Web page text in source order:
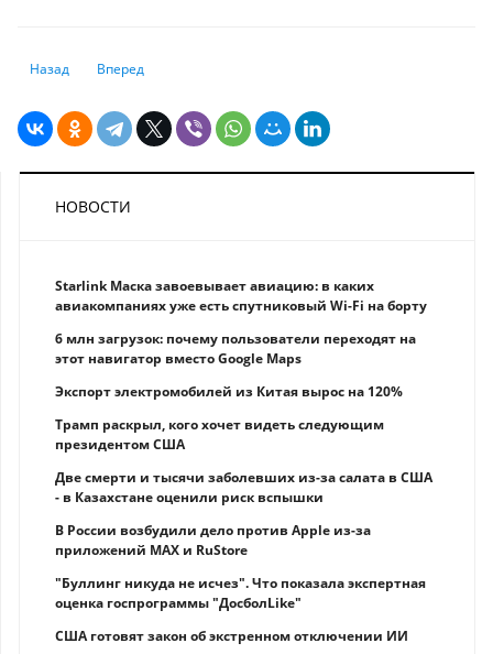
Предыдущий: Вклады бизнеса перешагнули за 19 триллионов тенге.
Назад Следующий: На 18% увеличились вклады в банках РК
Вперед
НОВОСТИ
Starlink Маска завоевывает авиацию: в каких
авиакомпаниях уже есть спутниковый Wi-Fi на борту
6 млн загрузок: почему пользователи переходят на
этот навигатор вместо Google Maps
Экспорт электромобилей из Китая вырос на 120%
Трамп раскрыл, кого хочет видеть следующим
президентом США
Две смерти и тысячи заболевших из-за салата в США
- в Казахстане оценили риск вспышки
В России возбудили дело против Apple из-за
приложений MAX и RuStore
"Буллинг никуда не исчез". Что показала экспертная
оценка госпрограммы "ДосболLike"
США готовят закон об экстренном отключении ИИ